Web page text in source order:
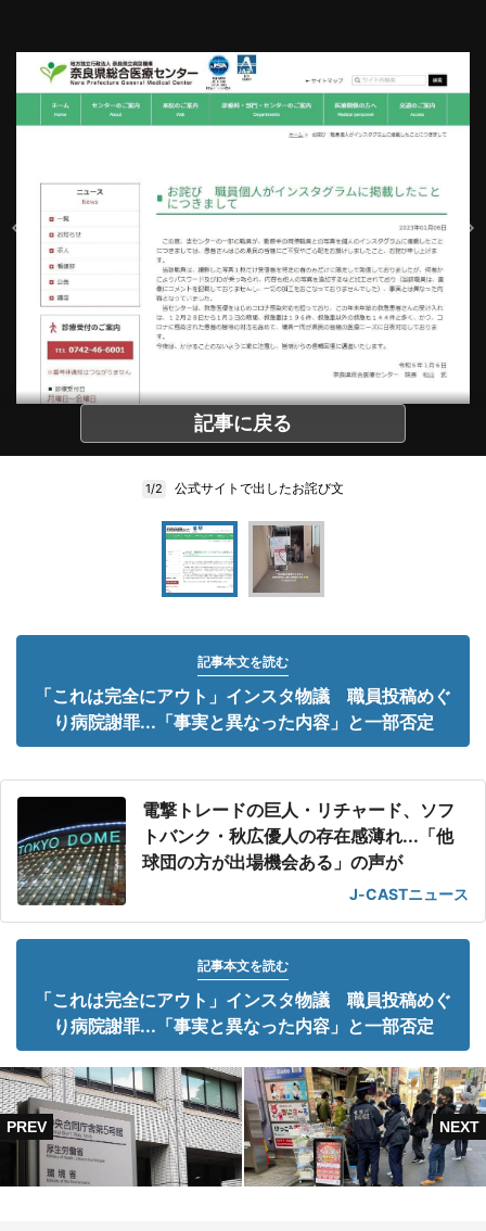
記事に戻る
1/2 公式サイトで出したお詫び文
記事本文を読む
「これは完全にアウト」インスタ物議 職員投稿めぐ
り病院謝罪...「事実と異なった内容」と一部否定
電撃トレードの巨人・リチャード、ソフ
トバンク・秋広優人の存在感薄れ...「他
球団の方が出場機会ある」の声が
J-CASTニュース
記事本文を読む
「これは完全にアウト」インスタ物議 職員投稿めぐ
り病院謝罪...「事実と異なった内容」と一部否定